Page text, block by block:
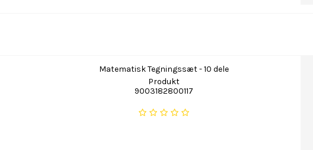
Matematisk Tegningssæt - 10 dele
Produkt
9003182800117